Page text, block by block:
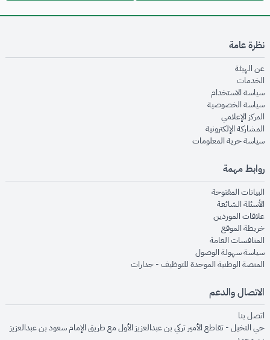
نظرة عامة
عن الهيئةopens in new window
الخدماتopens in new window
سياسة الاستخدام
سياسة الخصوصيةopens in new window
المركز الإعلاميopens in new window
المشاركة الإلكترونيةopens in new window
سياسة حرية المعلوماتopens in new window
روابط مهمة
البيانات المفتوحةopens in new window
الأسئلة الشائعةopens in new window
علاقات الموردينopens in new window
خريطة الموقعopens in new window
المنافسات العامةopens in new window
سياسة سهولة الوصولopens in new window
المنصة الوطنية الموحدة للتوظيف - جداراتopens in new window
الاتصال والدعم
اتصل بنا
حي النخيل - تقاطع الأمير تركي بن عبدالعزيز الأول مع طريق الإمام سعود بن عبدالعزيز